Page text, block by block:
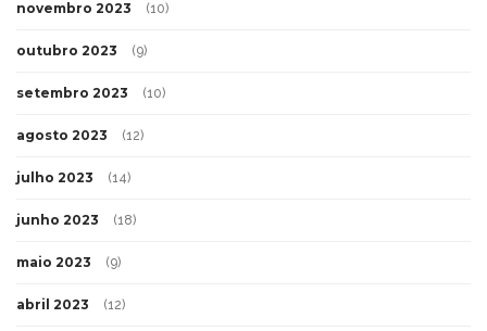
novembro 2023 (10)
outubro 2023 (9)
setembro 2023 (10)
agosto 2023 (12)
julho 2023 (14)
junho 2023 (18)
maio 2023 (9)
abril 2023 (12)